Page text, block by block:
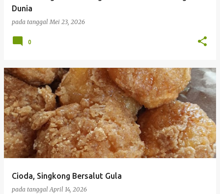
Dunia
pada tanggalMei 23, 2026
0
Cioda, Singkong Bersalut Gula
pada tanggalApril 14, 2026